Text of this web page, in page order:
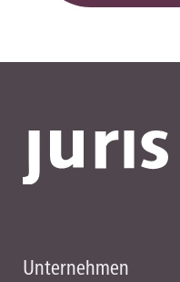
Unternehmen